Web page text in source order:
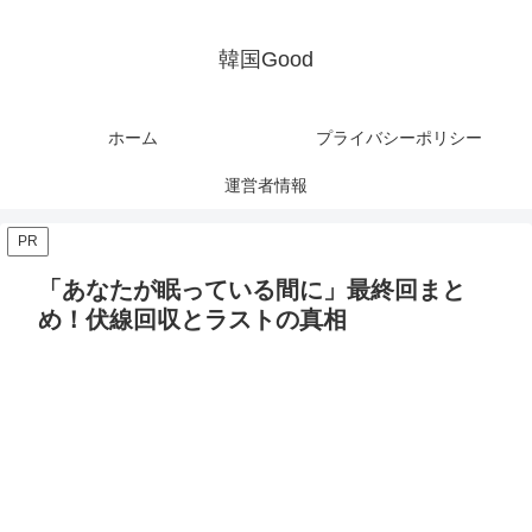
韓国Good
ホーム プライバシーポリシー
運営者情報
PR
「あなたが眠っている間に」最終回まと
め！伏線回収とラストの真相